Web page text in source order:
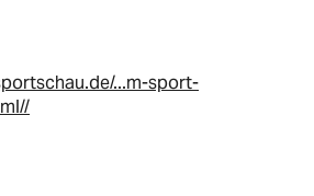
...m-sport-